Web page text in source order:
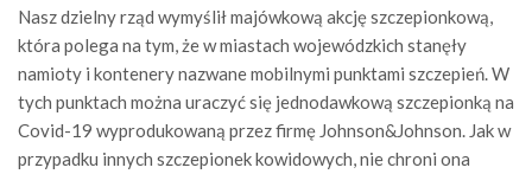
Nasz dzielny rząd wymyślił majówkową akcję szczepionkową,
która polega na tym, że w miastach wojewódzkich stanęły
namioty i kontenery nazwane mobilnymi punktami szczepień. W
tych punktach można uraczyć się jednodawkową szczepionką na
Covid-19 wyprodukowaną przez firmę Johnson&Johnson. Jak w
przypadku innych szczepionek kowidowych, nie chroni ona